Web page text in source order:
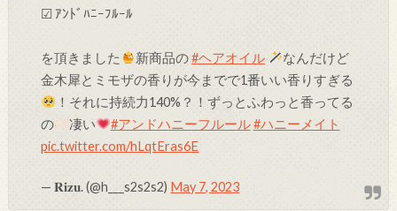
☑ ｱﾝﾄﾞﾊﾆｰﾌﾙｰﾙ
を頂きました 新商品の#ヘアオイル
なんだけど
金木犀とミモザの香りが今までで1番いい香りすぎる
！それに持続力140%？！ずっとふわっと香ってる
の
凄い #アンドハニーフルール#ハニーメイト
pic.twitter.com/hLqtEras6E
— 𝐑𝐢𝐳𝐮. (@h___s2s2s2) May 7, 2023